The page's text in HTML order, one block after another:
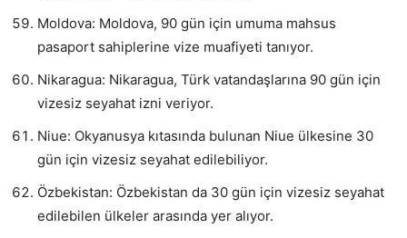
Moldova: Moldova, 90 gün için umuma mahsus
pasaport sahiplerine vize muafiyeti tanıyor.
Nikaragua: Nikaragua, Türk vatandaşlarına 90 gün için
vizesiz seyahat izni veriyor.
Niue: Okyanusya kıtasında bulunan Niue ülkesine 30
gün için vizesiz seyahat edilebiliyor.
Özbekistan: Özbekistan da 30 gün için vizesiz seyahat
edilebilen ülkeler arasında yer alıyor.